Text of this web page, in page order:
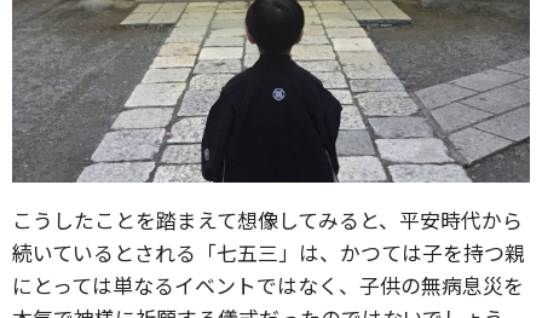
こうしたことを踏まえて想像してみると、平安時代から
続いているとされる「七五三」は、かつては子を持つ親
にとっては単なるイベントではなく、子供の無病息災を